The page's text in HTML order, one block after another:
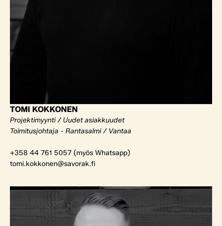
TOMI KOKKONEN
Projektimyynti / Uudet asiakkuudet
Toimitusjohtaja - Rantasalmi / Vantaa
+358 44 761 5057 (myös Whatsapp)
tomi.kokkonen@savorak.fi